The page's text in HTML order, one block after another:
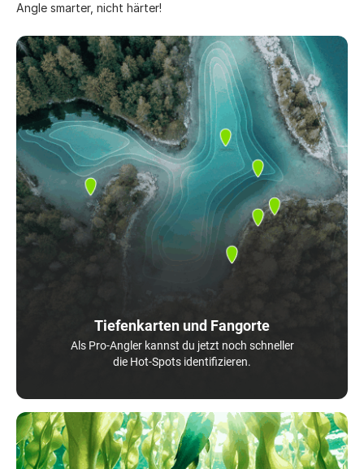
Angle smarter, nicht härter!
Tiefenkarten und Fangorte
Als Pro-Angler kannst du jetzt noch schneller
die Hot-Spots identifizieren.